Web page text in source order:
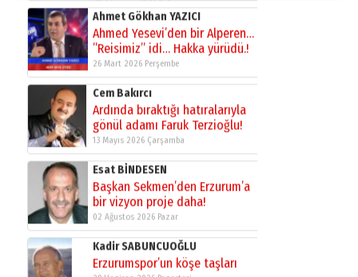
Kadir SABUNCUOĞLU
Erzurumspor’un köşe taşları
29 Haziran 2026 Pazartesi
Kenan GÜLERCİ
Murat Şahsuvaroğlu ERKON’da
çıtayı yukarı taşırken,
yönetimdekiler aşağı
çekmemeli!
17 Şubat 2026 SalıOrhan BOZKURT
Bir fotoğraf, bir şehir, bir
gazeteci… Dizginler kimin
elinde?
31 Mart 2026 Salı
A. Berhan Yılmaz
BİR BÖLÜM DEĞİL, BİR ÖMÜR
SEÇİYORSUNUZ… “NEDEN